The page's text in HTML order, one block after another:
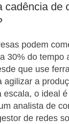
cadência de
podem
30% do tempo
que use
agilizar a
escala, o ideal
analista de
de redes